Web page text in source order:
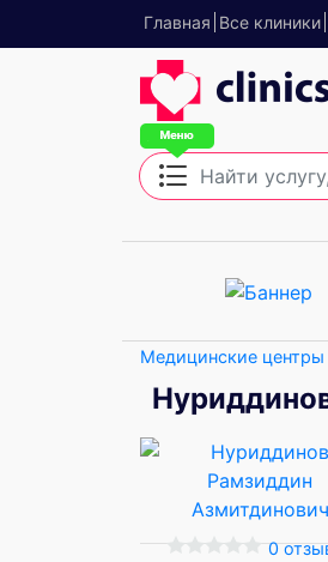
Главная Все клиники
Медицинские центры
0